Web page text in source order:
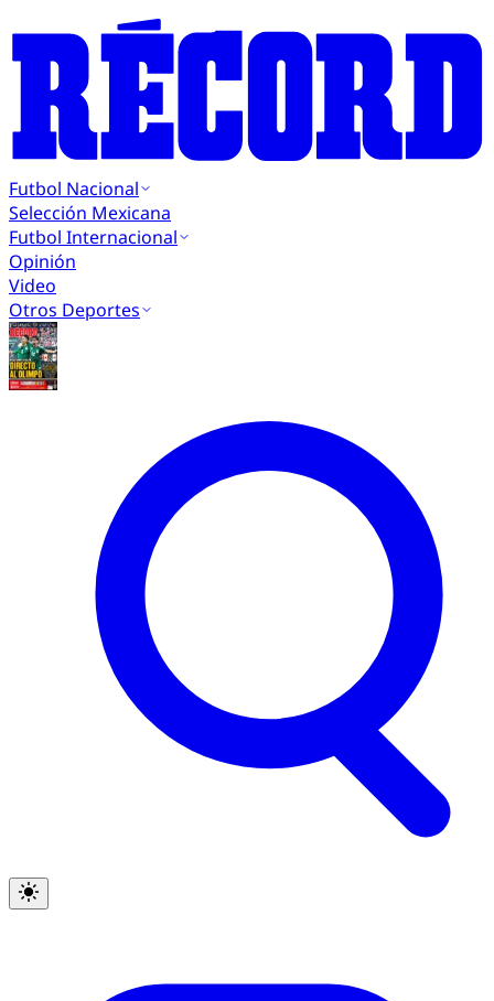
Futbol Nacional
Selección Mexicana
Futbol Internacional
Opinión
Video
Otros Deportes